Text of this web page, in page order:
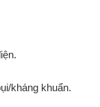
kháng khuẩn.